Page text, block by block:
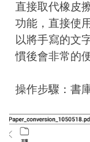
直接取代橡皮
功能，直接使
以將手寫的文
慣後會非常的便
操作步驟：